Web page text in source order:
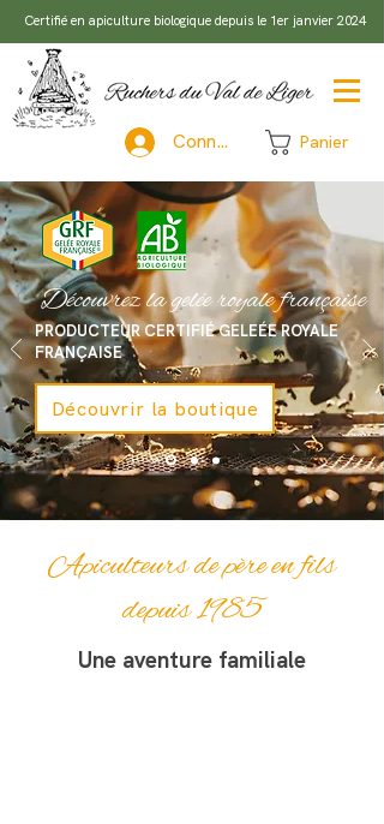
Certifié en apiculture biologique depuis le 1er janvier 2024
Panier
Connexion
Découvrez la gelée royale française
PRODUCTEUR CERTIFIÉ GELEÉE ROYALE
FRANÇAISE
Découvrir la boutique
Apiculteurs de père en fils
depuis 1985
Une aventure familiale